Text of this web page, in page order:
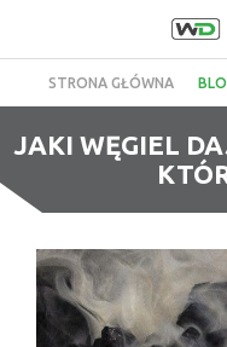
STRONA GŁÓWNA
JAKI WĘGIEL